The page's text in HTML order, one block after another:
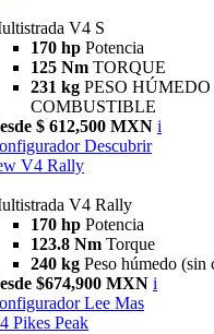
V4 S
170 hp Potencia
125 Nm TORQUE
231 kg PESO HÚMEDO
COMBUSTIBLE
$ 612,500 MXN i
Descubrir
V4 Rally
V4 Rally
170 hp Potencia
123.8 Nm Torque
240 kg Peso húmedo (sin
$674,900 MXN i
Lee Mas
Pikes Peak